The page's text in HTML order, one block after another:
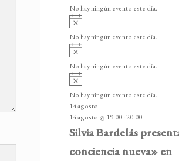
e
n
t
o
s
o
i
o
No hay ningún evento este día.
v
i
o
No hay ningún evento este día.
A
v
i
o
No hay ningún evento este día.
A
v
i
s
o
No hay ningún evento este día.
14 agosto
14 agosto @ 19:00-20:00
Silvia Bardelás
conciencia nueva» en